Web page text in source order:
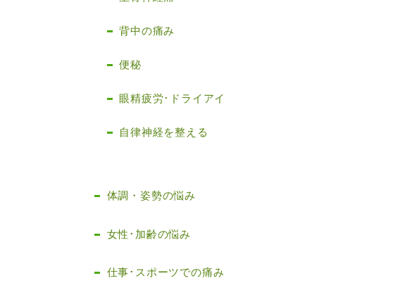
背中の痛み
便秘
眼精疲労･ドライアイ
自律神経を整える
体調・姿勢の悩み
女性･加齢の悩み
仕事･スポーツでの痛み